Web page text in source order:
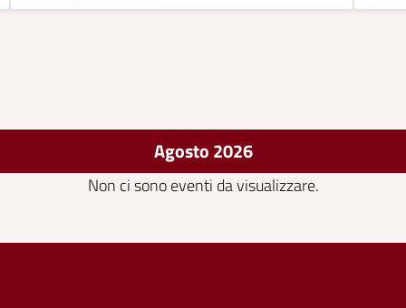
Agosto 2026
Non ci sono eventi da visualizzare.